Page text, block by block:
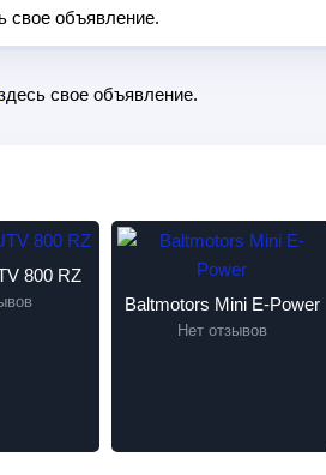
свое объявление.
свое объявление.
800 RZ
Baltmotors Mini E-Power
Нет отзывов